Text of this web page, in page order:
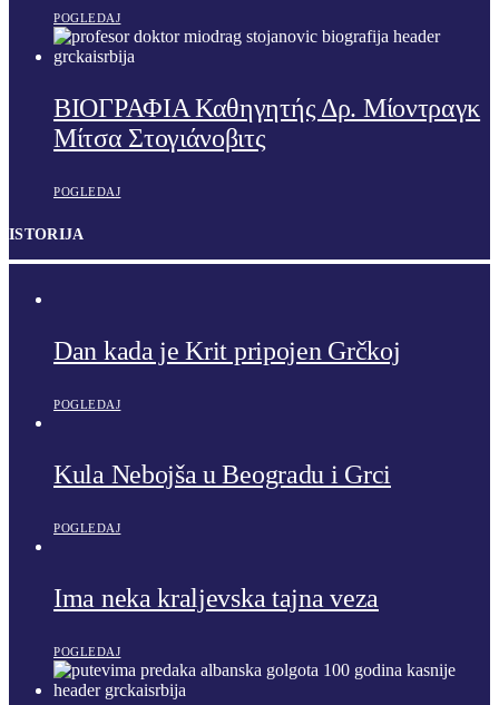
POGLEDAJ
ΒΙΟΓΡΑΦΙΑ Καθηγητής Δρ. Μίοντραγκ
Μίτσα Στογιάνοβιτς
POGLEDAJ
ISTORIJA
Dan kada je Krit pripojen Grčkoj
POGLEDAJ
Kula Nebojša u Beogradu i Grci
POGLEDAJ
Ima neka kraljevska tajna veza
POGLEDAJ